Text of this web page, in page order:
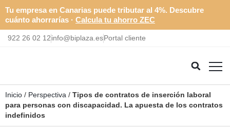
Tu empresa en Canarias puede tributar al 4%. Descubre
cuánto ahorrarías · Calcula tu ahorro ZEC
922 26 02 12info@biplaza.esPortal cliente
Inicio / Perspectiva / Tipos de contratos de inserción laboral
para personas con discapacidad. La apuesta de los contratos
indefinidos